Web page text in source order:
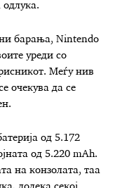
одлука.
барања, Nintendo
уреди со
Меѓу нив
очекува да се
од 5.172
од 5.220 mAh.
на конзолата, таа